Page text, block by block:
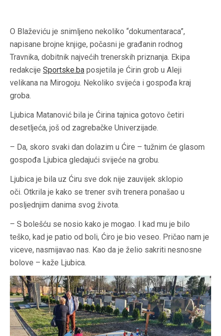
O Blaževiću je snimljeno nekoliko “dokumentaraca”,
napisane brojne knjige, počasni je građanin rodnog
Travnika, dobitnik najvećih trenerskih priznanja. Ekipa
redakcije Sportske.ba posjetila je Ćirin grob u Aleji
velikana na Mirogoju. Nekoliko svijeća i gospođa kraj
groba.
Ljubica Matanović bila je Ćirina tajnica gotovo četiri
desetljeća, još od zagrebačke Univerzijade.
– Da, skoro svaki dan dolazim u Ćire – tužnim će glasom
gospođa Ljubica gledajući svijeće na grobu.
Ljubica je bila uz Ćiru sve dok nije zauvijek sklopio
oči. Otkrila je kako se trener svih trenera ponašao u
posljednjim danima svog života.
– S bolešću se nosio kako je mogao. I kad mu je bilo
teško, kad je patio od boli, Ćiro je bio veseo. Pričao nam je
viceve, nasmijavao nas. Kao da je želio sakriti nesnosne
bolove – kaže Ljubica.